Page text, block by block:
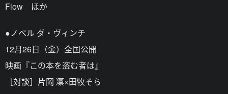
Flow ほか
●ノべル ダ・ヴィンチ
12月26日（金）全国公開
映画『この本を盗む者は』
［対談］片岡 凜×田牧そら